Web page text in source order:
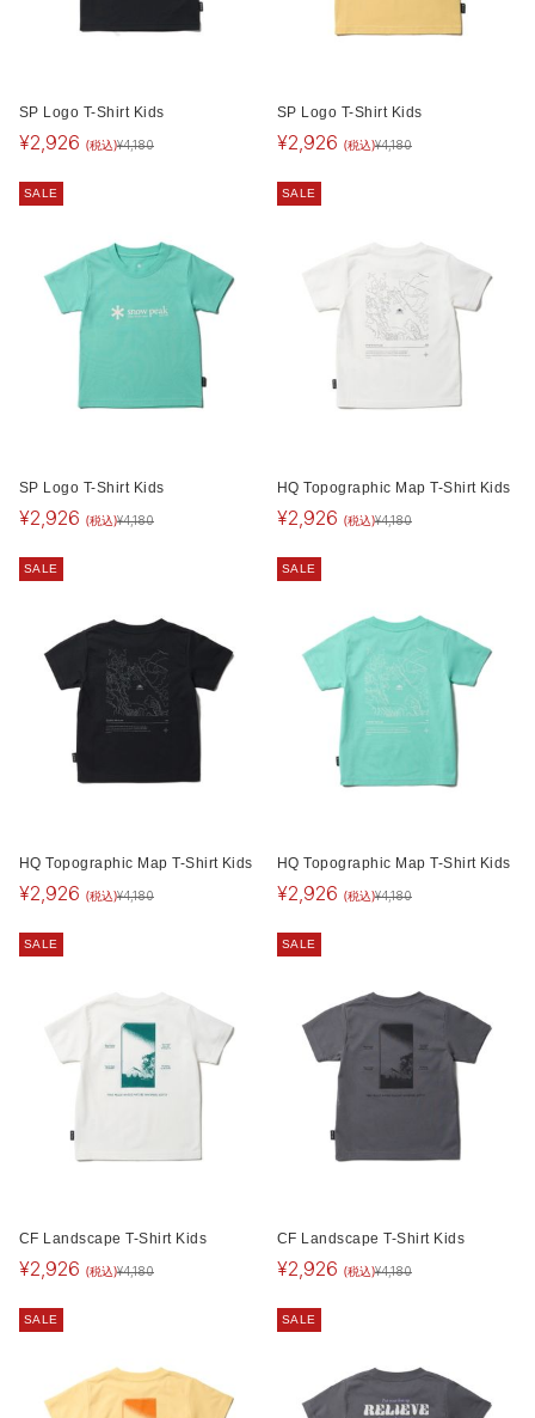
SP Logo T-Shirt Kids
¥2,926 (税込)¥4,180
SP Logo T-Shirt Kids
¥2,926 (税込)¥4,180
SALE
SP Logo T-Shirt Kids
¥2,926 (税込)¥4,180
SALE
HQ Topographic Map T-Shirt Kids
¥2,926 (税込)¥4,180
SALE
HQ Topographic Map T-Shirt Kids
¥2,926 (税込)¥4,180
SALE
HQ Topographic Map T-Shirt Kids
¥2,926 (税込)¥4,180
SALE
CF Landscape T-Shirt Kids
¥2,926 (税込)¥4,180
SALE
CF Landscape T-Shirt Kids
¥2,926 (税込)¥4,180
SALE SALE